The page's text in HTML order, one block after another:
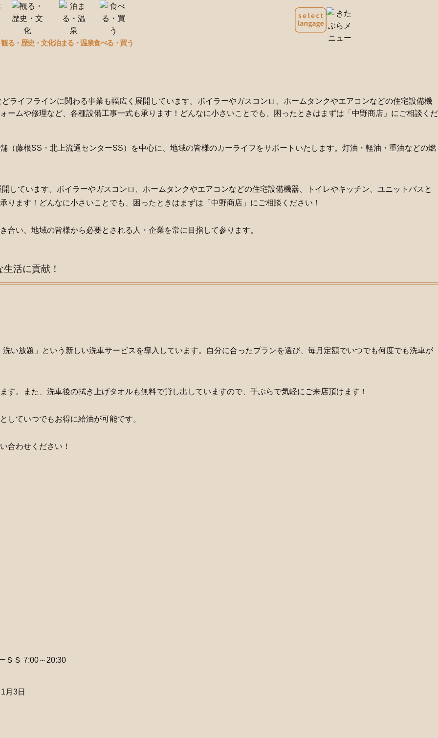
観る・歴史 ・文化泊まる・温泉食べる・買う
ライフラインに関わる事業も幅広く展開しています。ボイラーやガスコンロ、ホームタンクやエアコンなどの住宅設備機
ームや修理など、各種設備工事一式も承ります！どんなに小さいことでも、困ったときはまずは「中野商店」にご相談くだ
（藤根SS・北上流通センターSS）を中心に、地域の皆様のカーライフをサポートいたします。灯油・軽油・重油などの燃
しています。ボイラーやガスコンロ、ホームタンクやエアコンなどの住宅設備機器、トイレやキッチン、ユニットバスと
ます！どんなに小さいことでも、困ったときはまずは「中野商店」にご相談ください！
い、地域の皆様から必要とされる人・企業を常に目指して参ります。
活に貢献！
い放題」という新しい洗車サービスを導入しています。自分に合ったプランを選び、毎月定額でいつでも何度でも洗車が
。また、洗車後の拭き上げタオルも無料で貸し出していますので、手ぶらで気軽にご来店頂けます！
していつでもお得に給油が可能です。
合わせください！
ＳＳ 7:00～20:30
月3日